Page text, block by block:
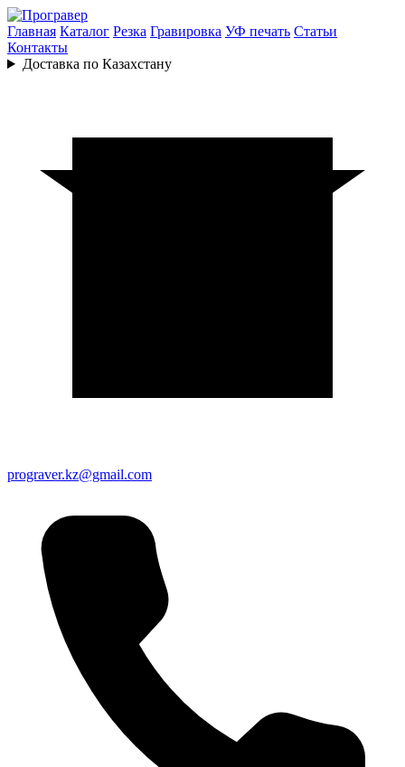
Главная Каталог Резка Гравировка УФ печать Статьи
Контакты
Доставка по Казахстану
prograver.kz@gmail.com